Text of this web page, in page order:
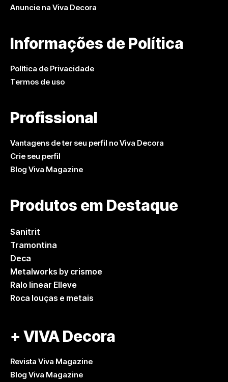
Anuncie na Viva Decora
Informações de Política
Política de Privacidade
Termos de uso
Profissional
Vantagens de ter seu perfil no Viva Decora
Crie seu perfil
Blog Viva Magazine
Produtos em Destaque
Sanitrit
Tramontina
Deca
Metalworks by crismoe
Ralo linear Elleve
Roca louças e metais
+ VIVA Decora
Revista Viva Magazine
Blog Viva Magazine